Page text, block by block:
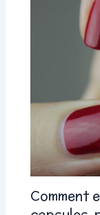
Comment